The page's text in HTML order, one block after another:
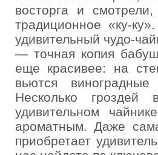
восторга и
традиционное «ку-
удивительный чудо-
— точная копия
еще красивее: на
вьются
Несколько
удивительном
ароматным. Даже
приобретает